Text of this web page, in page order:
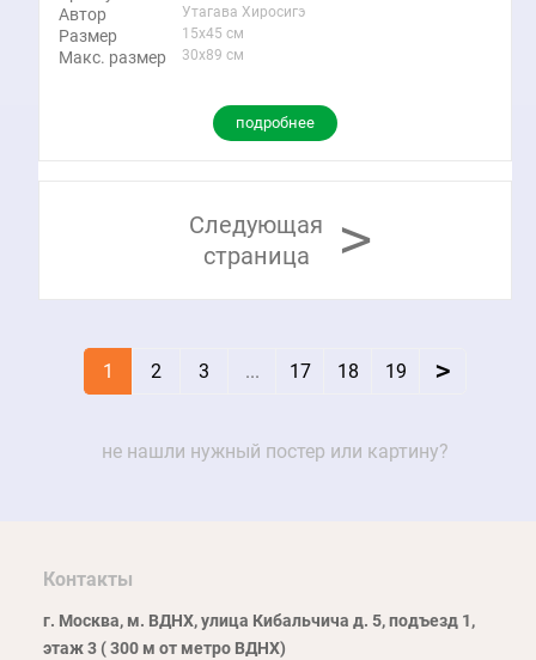
Автор Утагава Хиросигэ
Размер 15x45 см
Макс. размер 30x89 см
подробнее
Следующая
страница
>
1 2 3 ... 17 18 19 >
не нашли нужный постер или картину?
Контакты
г. Москва, м. ВДНХ, улица Кибальчича д. 5, подъезд 1,
этаж 3 ( 300 м от метро ВДНХ)